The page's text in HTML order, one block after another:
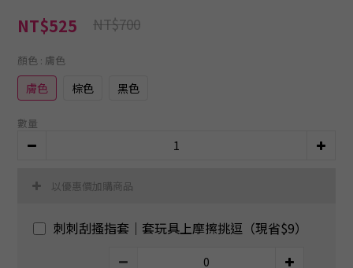
NT$525 NT$700
顏色 : 膚色
膚色 棕色 黑色
數量
以優惠價加購商品
刺刺刮搔指套｜套玩具上摩擦挑逗（現省$9）